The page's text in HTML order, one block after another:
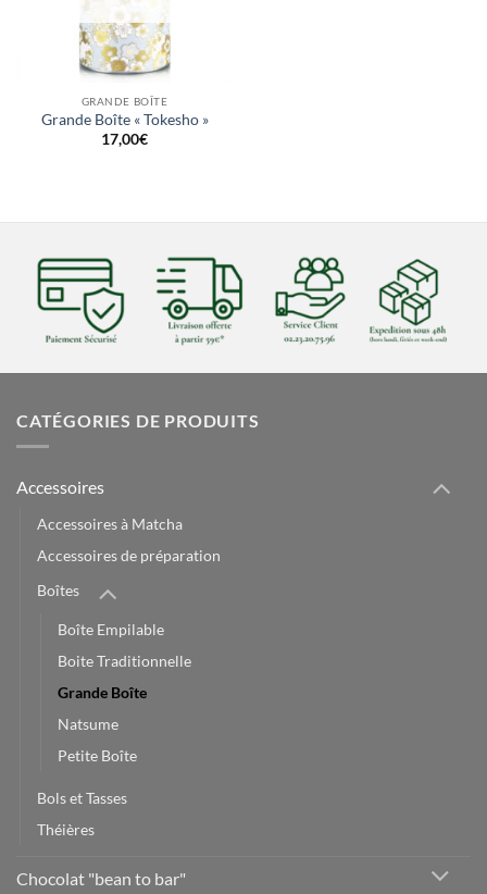
GRANDE BOÎTE
Grande Boîte « Tokesho »
17,00€
CATÉGORIES DE PRODUITS
Accessoires
Accessoires à Matcha
Accessoires de préparation
Boîtes
Boîte Empilable
Boite Traditionnelle
Grande Boîte
Natsume
Petite Boîte
Bols et Tasses
Théières
Chocolat "bean to bar"